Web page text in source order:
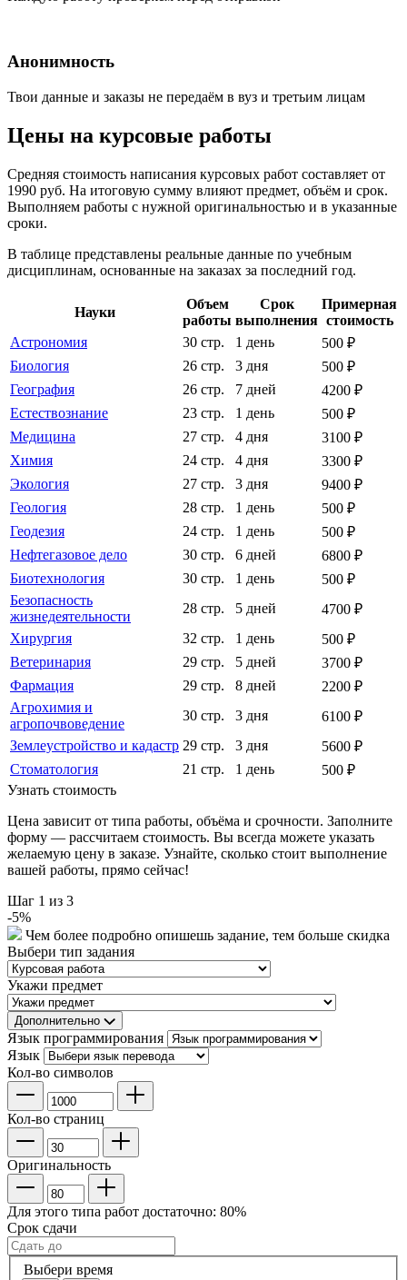
Анонимность
Твои данные и заказы не передаём в вуз и третьим лицам
Цены на курсовые работы
Средняя стоимость написания курсовых работ составляет от
1990 руб. На итоговую сумму влияют предмет, объём и срок.
Выполняем работы с нужной оригинальностью и в указанные
сроки.
В таблице представлены реальные данные по учебным
дисциплинам, основанные на заказах за последний год.
Науки
Объем
работы
Срок
выполнения
Примерная
стоимость
Астрономия
30 стр. 1 день
500 ₽
Биология
26 стр. 3 дня
500 ₽
География
26 стр. 7 дней
4200 ₽
Естествознание
23 стр. 1 день
500 ₽
Медицина
27 стр. 4 дня
3100 ₽
Химия
24 стр. 4 дня
3300 ₽
Экология
27 стр. 3 дня
9400 ₽
Геология
28 стр. 1 день
500 ₽
Геодезия
24 стр. 1 день
500 ₽
Нефтегазовое дело
30 стр. 6 дней
6800 ₽
Биотехнология
30 стр. 1 день
500 ₽
Безопасность
жизнедеятельности
28 стр. 5 дней
4700 ₽
Хирургия
32 стр. 1 день
500 ₽
Ветеринария
29 стр. 5 дней
3700 ₽
Фармация
29 стр. 8 дней
2200 ₽
Агрохимия и
агропочвоведение
30 стр. 3 дня
6100 ₽
Землеустройство и кадастр 29 стр. 3 дня
5600 ₽
Стоматология
21 стр. 1 день
500 ₽
Узнать стоимость
Цена зависит от типа работы, объёма и срочности. Заполните
форму — рассчитаем стоимость. Вы всегда можете указать
желаемую цену в заказе. Узнайте, сколько стоит выполнение
вашей работы, прямо сейчас!
Шаг 1 из 3
-5%
Чем более подробно опишешь задание, тем больше скидка
Выбери тип задания
Укажи предмет
Дополнительно
Язык программирования
Язык
Кол-во символов
Кол-во страниц
Оригинальность
Для этого типа работ достаточно: 80%
Срок сдачи
Выбери время